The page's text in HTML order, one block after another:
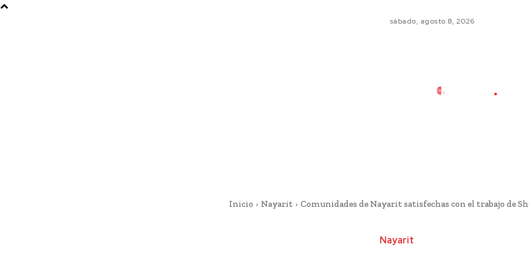
sábado, agosto 8, 2026
Inicio Nayarit Comunidades de Nayarit satisfechas con el trabajo de
Nayarit